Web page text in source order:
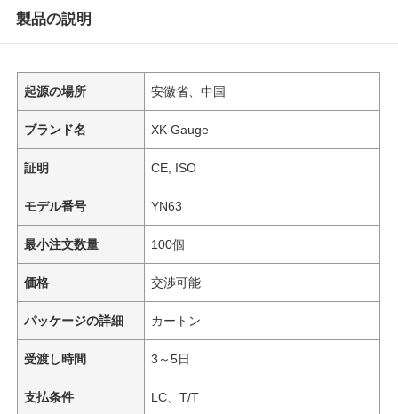
製品の説明
起源の場所 安徽省、中国
ブランド名 XK Gauge
証明 CE, ISO
モデル番号 YN63
最小注文数量 100個
価格 交渉可能
パッケージの詳細 カートン
受渡し時間 3～5日
支払条件 LC、T/T